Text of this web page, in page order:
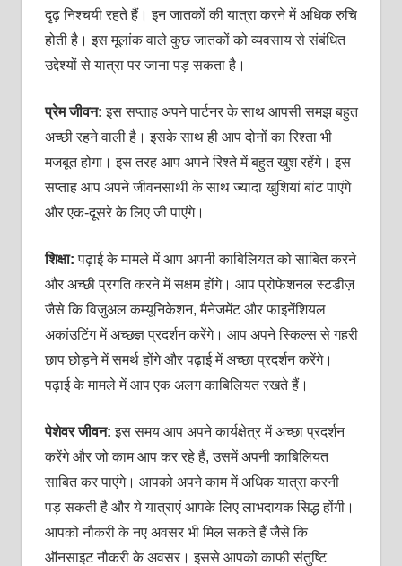
दृढ़ निश्‍चयी रहते हैं। इन जातकों की यात्रा करने में अधिक रुचि
होती है। इस मूलांक वाले कुछ जातकों को व्‍यवसाय से संबंधित
उद्देश्‍यों से यात्रा पर जाना पड़ सकता है।
प्रेम जीवन: इस सप्‍ताह अपने पार्टनर के साथ आपसी समझ बहुत
अच्‍छी रहने वाली है। इसके साथ ही आप दोनों का रिश्‍ता भी
मजबूत होगा। इस तरह आप अपने रिश्‍ते में बहुत खुश रहेंगे। इस
सप्‍ताह आप अपने जीवनसाथी के साथ ज्‍यादा खुशियां बांट पाएंगे
और एक-दूसरे के लिए जी पाएंगे।
शिक्षा:पढ़ाई के मामले में आप अपनी काबिलियत को साबित करने
और अच्‍छी प्रगति करने में सक्षम होंगे। आप प्रोफेशनल स्‍टडीज़
जैसे कि विजुअल कम्‍यूनिकेशन, मैनेजमेंट और फाइनेंशियल
अकांउटिंग में अच्‍छज्ञ प्रदर्शन करेंगे। आप अपने स्किल्‍स से गहरी
छाप छोड़ने में समर्थ होंगे और पढ़ाई में अच्‍छा प्रदर्शन करेंगे।
पढ़ाई के मामले में आप एक अलग काबिलियत रखते हैं।
पेशेवर जीवन:इस समय आप अपने कार्यक्षेत्र में अच्‍छा प्रदर्शन
करेंगे और जो काम आप कर रहे हैं, उसमें अपनी काबिलियत
साबित कर पाएंगे। आपको अपने काम में अधिक यात्रा करनी
पड़ सकती है और ये यात्राएं आपके लिए लाभदायक सिद्ध होंगी।
आपको नौकरी के नए अवसर भी मिल सकते हैं जैसे कि
ऑनसाइट नौकरी के अवसर। इससे आपको काफी संतुष्टि